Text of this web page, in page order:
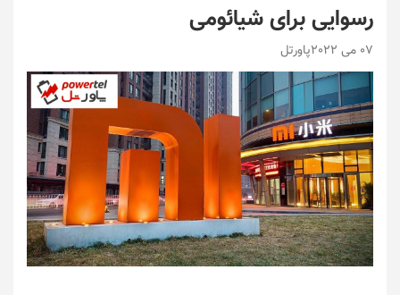
رسوایی برای شیائومی
07 می 2022 پاورتل